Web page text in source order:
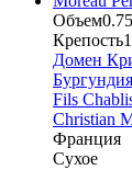
Объем
Крепость
Домен
Fils
Christian
Франция
Сухое